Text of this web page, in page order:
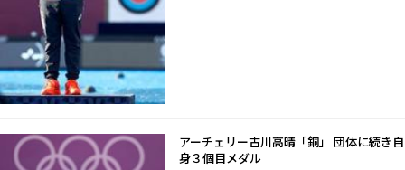
アーチェリー古川高晴「銅」 団体に続き自
身３個目メダル